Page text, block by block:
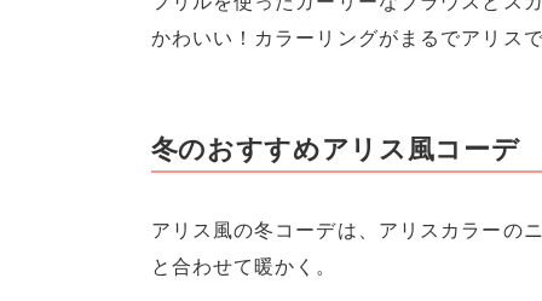
かわいい！カラーリングがまるでアリス
冬のおすすめアリス風コーデ
アリス風の冬コーデは、アリスカラーの
と合わせて暖かく。